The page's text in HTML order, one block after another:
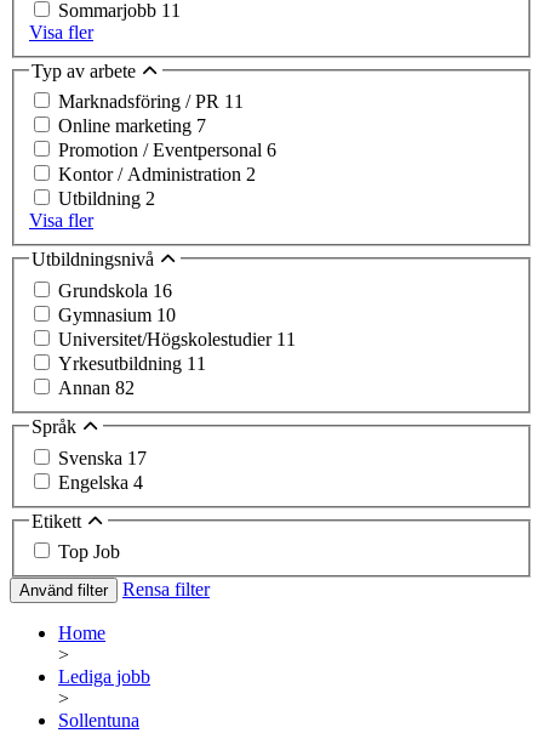
Sommarjobb 11
Visa fler
Typ av arbete
Marknadsföring / PR 11
Online marketing 7
Promotion / Eventpersonal 6
Kontor / Administration 2
Utbildning 2
Visa fler
Utbildningsnivå
Grundskola 16
Gymnasium 10
Universitet/Högskolestudier 11
Yrkesutbildning 11
Annan 82
Språk
Svenska 17
Engelska 4
Etikett
Top Job
Använd filter Rensa filter
Home
>
Lediga jobb
>
Sollentuna